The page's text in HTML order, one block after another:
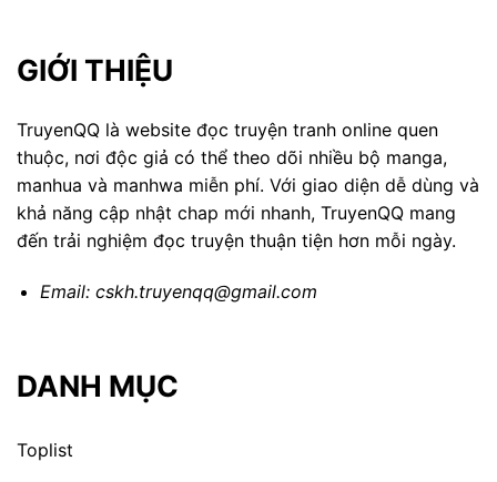
GIỚI THIỆU
TruyenQQ là website đọc truyện tranh online quen
thuộc, nơi độc giả có thể theo dõi nhiều bộ manga,
manhua và manhwa miễn phí. Với giao diện dễ dùng và
khả năng cập nhật chap mới nhanh, TruyenQQ mang
đến trải nghiệm đọc truyện thuận tiện hơn mỗi ngày.
Email: cskh.truyenqq@gmail.com
DANH MỤC
Toplist